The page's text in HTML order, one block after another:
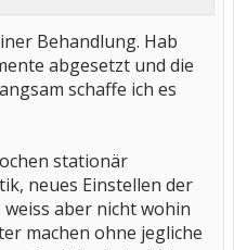
Behandlung. Hab
abgesetzt und die
schaffe ich es
stationär
neues Einstellen der
aber nicht wohin
machen ohne jegliche